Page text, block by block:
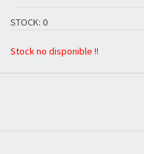
STOCK: 0
Stock no disponible !!